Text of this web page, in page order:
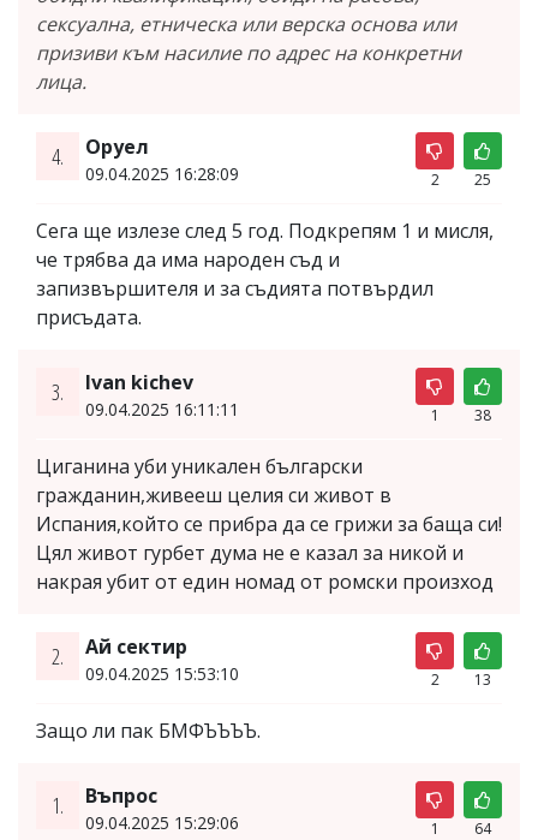
сексуална, етническа или верска основа или
призиви към насилие по адрес на конкретни
лица.
4. Оруел
09.04.2025 16:28:09 2 25
Сега ще излезе след 5 год. Подкрепям 1 и мисля,
че трябва да има народен съд и
запизвършителя и за съдията потвърдил
присъдата.
3. Ivan kichev
09.04.2025 16:11:11 1 38
Циганина уби уникален български
гражданин,живееш целия си живот в
Испания,който се прибра да се грижи за баща си!
Цял живот гурбет дума не е казал за никой и
накрая убит от един номад от ромски произход
2. Ай сектир
09.04.2025 15:53:10 2 13
Защо ли пак БМФЪЪЪЪ.
1. Въпрос
09.04.2025 15:29:06 1 64